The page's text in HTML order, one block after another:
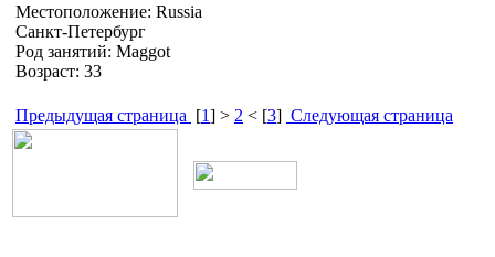
Местоположение: Russia
Санкт-Петербург
Род занятий: Maggot
Возраст: 33
Предыдущая страница [1] > 2 < [3] Следующая страница